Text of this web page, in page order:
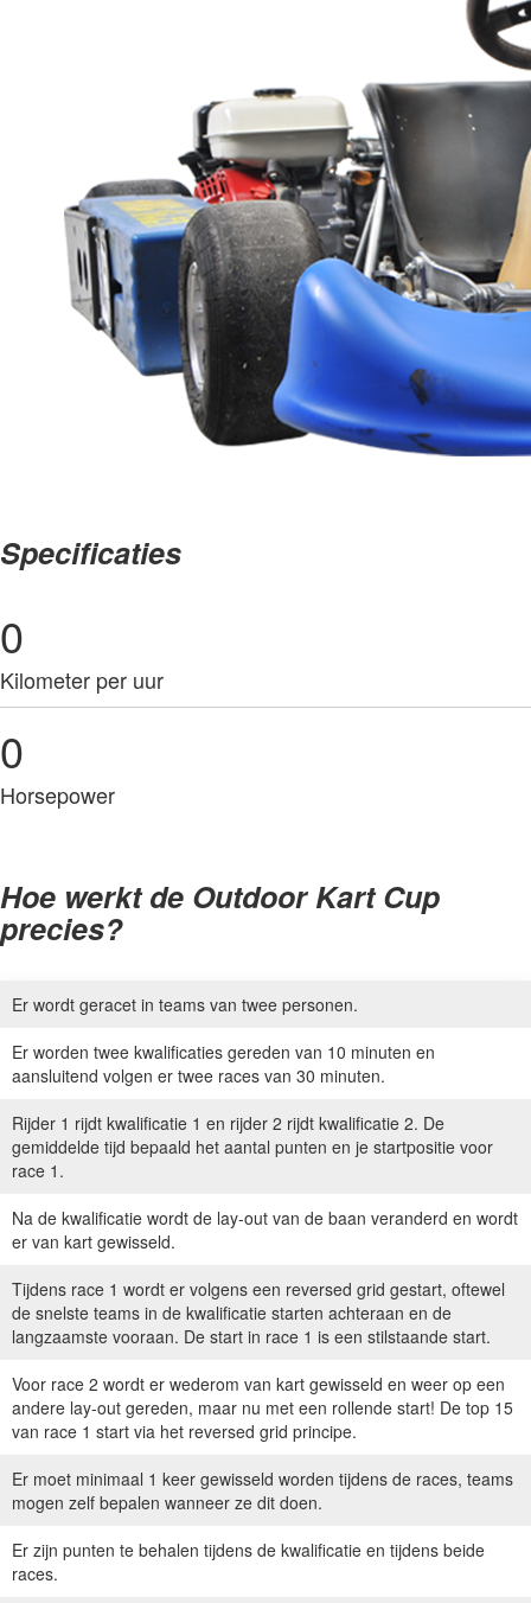
Specificaties
0
Kilometer per uur
0
Horsepower
Hoe werkt de Outdoor Kart Cup
precies?
Er wordt geracet in teams van twee personen.
Er worden twee kwalificaties gereden van 10 minuten en
aansluitend volgen er twee races van 30 minuten.
Rijder 1 rijdt kwalificatie 1 en rijder 2 rijdt kwalificatie 2. De
gemiddelde tijd bepaald het aantal punten en je startpositie voor
race 1.
Na de kwalificatie wordt de lay-out van de baan veranderd en wordt
er van kart gewisseld.
Tijdens race 1 wordt er volgens een reversed grid gestart, oftewel
de snelste teams in de kwalificatie starten achteraan en de
langzaamste vooraan. De start in race 1 is een stilstaande start.
Voor race 2 wordt er wederom van kart gewisseld en weer op een
andere lay-out gereden, maar nu met een rollende start! De top 15
van race 1 start via het reversed grid principe.
Er moet minimaal 1 keer gewisseld worden tijdens de races, teams
mogen zelf bepalen wan­neer ze dit doen.
Er zijn punten te behalen tijdens de kwalificatie en tijdens beide
races.